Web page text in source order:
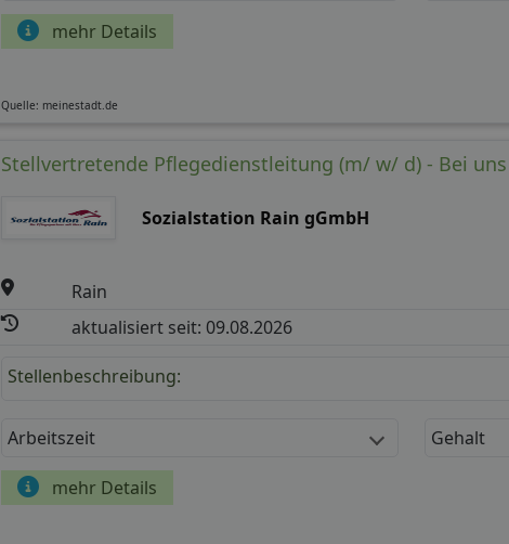
mehr Details
Quelle: meinestadt.de
Stellvertretende Pflegedienstleitung (m/ w/ d) - Bei
Sozialstation Rain gGmbH
Rain
aktualisiert seit: 09.08.2026
Stellenbeschreibung:
Arbeitszeit Gehalt
mehr Details